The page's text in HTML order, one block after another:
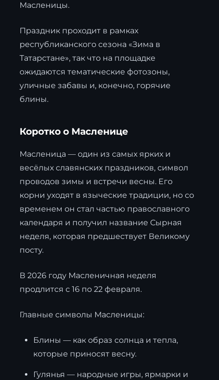
Масленицы.
Праздник проходит в рамках
республиканского сезона «Зима в
Татарстане», так что на площадке
ожидаются тематические фотозоны,
уличные забавы и, конечно, горячие
блины.
Коротко о Масленице
Масленица — один из самых ярких и
весёлых славянских праздников, символ
проводов зимы и встречи весны. Его
корни уходят в языческие традиции, но со
временем он стал частью православного
календаря и получил название Сырная
неделя, которая предшествует Великому
посту.
В 2026 году Масленичная неделя
продлится с 16 по 22 февраля.
Главные символы Масленицы:
Блины — как образ солнца и тепла,
которые приносят весну.
Гулянья — народные игры, ярмарки и